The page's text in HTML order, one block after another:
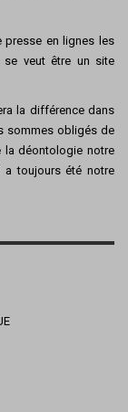
presse en lignes les
se veut être un site
la différence dans
sommes obligés de
la déontologie notre
a toujours été notre